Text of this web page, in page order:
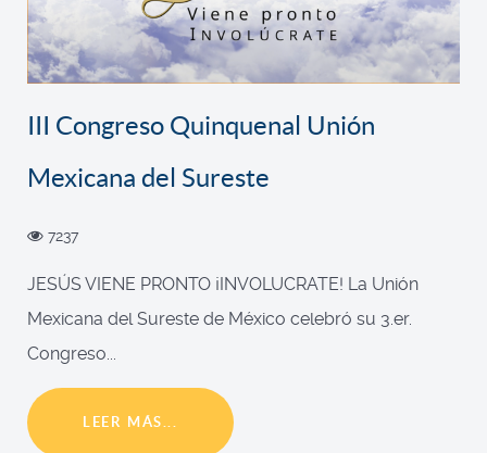
III Congreso Quinquenal Unión
Mexicana del Sureste
7237
JESÚS VIENE PRONTO ¡INVOLUCRATE! La Unión
Mexicana del Sureste de México celebró su 3.er.
Congreso...
LEER MÁS...